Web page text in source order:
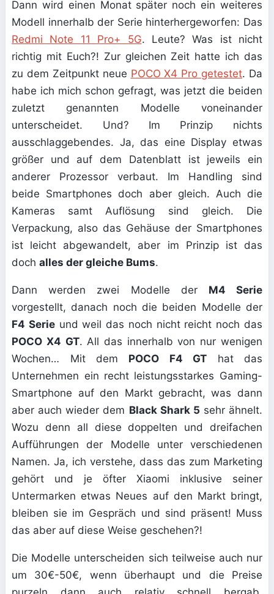
Dann wird einen Monat später noch ein weiteres
Modell innerhalb der Serie hinterhergeworfen: Das
Redmi Note 11 Pro+ 5G. Leute? Was ist nicht
richtig mit Euch?! Zur gleichen Zeit hatte ich das
zu dem Zeitpunkt neue POCO X4 Pro getestet. Da
habe ich mich schon gefragt, was jetzt die beiden
zuletzt genannten Modelle voneinander
unterscheidet. Und? Im Prinzip nichts
ausschlaggebendes. Ja, das eine Display etwas
größer und auf dem Datenblatt ist jeweils ein
anderer Prozessor verbaut. Im Handling sind
beide Smartphones doch aber gleich. Auch die
Kameras samt Auflösung sind gleich. Die
Verpackung, also das Gehäuse der Smartphones
ist leicht abgewandelt, aber im Prinzip ist das
dochalles der gleiche Bums.
Dann werden zwei Modelle der M4 Serie
vorgestellt, danach noch die beiden Modelle der
F4 Serieund weil das noch nicht reicht noch das
POCO X4 GT. All das innerhalb von nur wenigen
Wochen… Mit dem POCO F4 GT hat das
Unternehmen ein recht leistungsstarkes Gaming-
Smartphone auf den Markt gebracht, was dann
aber auch wieder dem Black Shark 5 sehr ähnelt.
Wozu denn all diese doppelten und dreifachen
Aufführungen der Modelle unter verschiedenen
Namen. Ja, ich verstehe, dass das zum Marketing
gehört und je öfter Xiaomi inklusive seiner
Untermarken etwas Neues auf den Markt bringt,
bleiben sie im Gespräch und sind präsent! Muss
das aber auf diese Weise geschehen?!
Die Modelle unterscheiden sich teilweise auch nur
um 30€-50€, wenn überhaupt und die Preise